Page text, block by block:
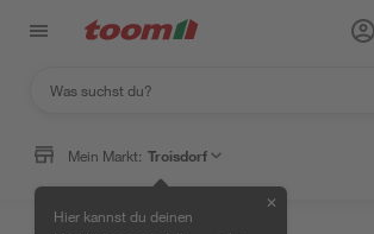
Mein Markt: Troisdorf
Hier kannst du deinen
✕